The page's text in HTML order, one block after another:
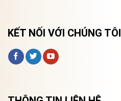
KẾT NỐI VỚI CHÚNG TÔI